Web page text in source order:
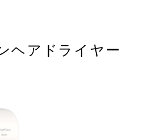
ヘアドライヤー